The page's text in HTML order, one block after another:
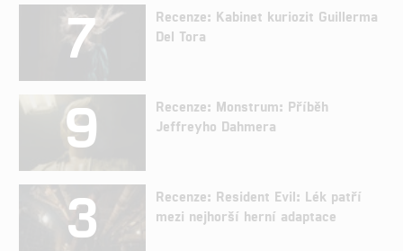
7
Recenze: Kabinet kuriozit Guillerma
Del Tora
9
Recenze: Monstrum: Příběh
Jeffreyho Dahmera
3
Recenze: Resident Evil: Lék patří
mezi nejhorší herní adaptace